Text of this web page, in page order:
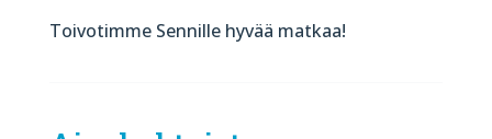
Toivotimme Sennille hyvää matkaa!